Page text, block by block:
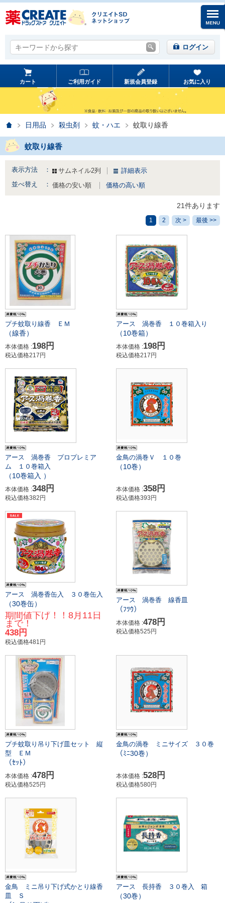
キーワードから探す
キーワードから探す ログイン
カート ご利用ガイド 新規会員登録 お気に入り
ホーム日用品 殺虫剤 蚊・ハエ 蚊取り線香
蚊取り線香
表示方法 ： サムネイル2列
詳細表示
並べ替え ： 価格の安い順 価格の高い順
21件あります
1 2 次 > 最後 >>
プチ蚊取り線香 ＥＭ
（線香）
本体価格 :198円
税込価格217円
アース 渦巻香 １０巻箱入り
（10巻箱）
本体価格 :198円
税込価格217円
アース 渦巻香 プロプレミア
ム １０巻箱入
（10巻箱入 ）
本体価格 :348円
税込価格382円
金鳥の渦巻Ｖ １０巻
（10巻）
本体価格 :358円
税込価格393円
アース 渦巻香缶入 ３０巻缶入
（30巻缶）
期間値下げ！！8月11日
まで！
438円
税込価格481円
アース 渦巻香 線香皿
（ﾌﾂｳ）
本体価格 :478円
税込価格525円
プチ蚊取り吊り下げ皿セット 縦
型 ＥＭ
（ｾｯﾄ）
本体価格 :478円
税込価格525円
金鳥の渦巻 ミニサイズ ３０巻
（ﾐﾆ30巻）
本体価格 :528円
税込価格580円
金鳥 ミニ吊り下げ式かとり線香
皿 Ｓ
アース 長持香 ３０巻入 箱
（30巻）